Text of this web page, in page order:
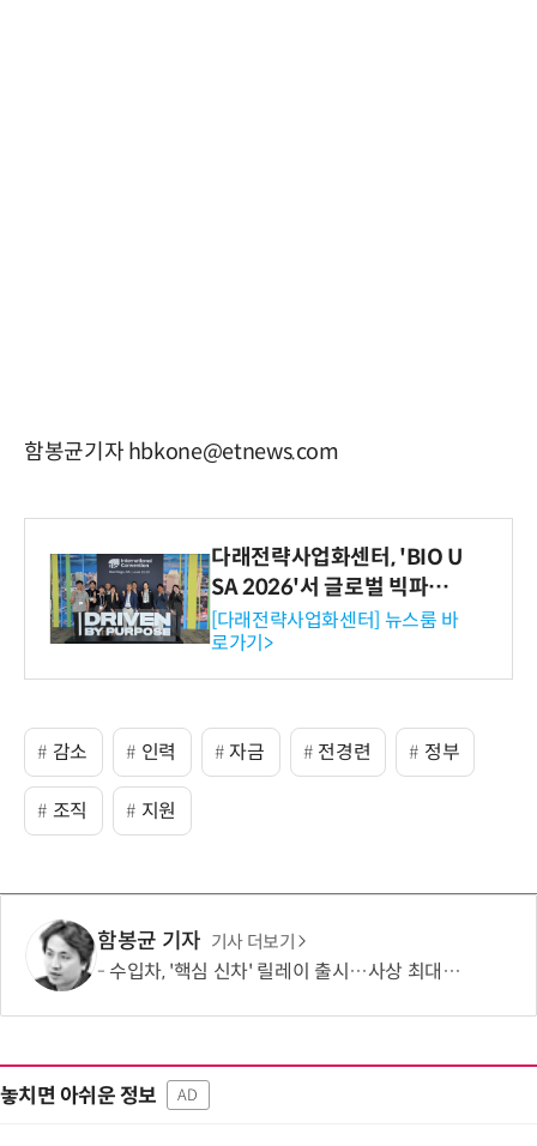
함봉균기자 hbkone@etnews.com
다래전략사업화센터, 'BIO U
SA 2026'서 글로벌 빅파마
와의 비즈니스 미팅 지원…K
-바이오 해외 진출 교두보 확
보
[다래전략사업화센터] 뉴스룸 바
로가기>
감소 인력 자금 전경련 정부
조직 지원
함봉균 기자 기사 더보기
수입차, '핵심 신차' 릴레이 출시…사상 최대 실적 '정조준'
놓치면 아쉬운 정보 AD